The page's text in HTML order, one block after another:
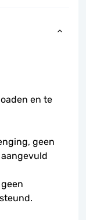
en te
geen